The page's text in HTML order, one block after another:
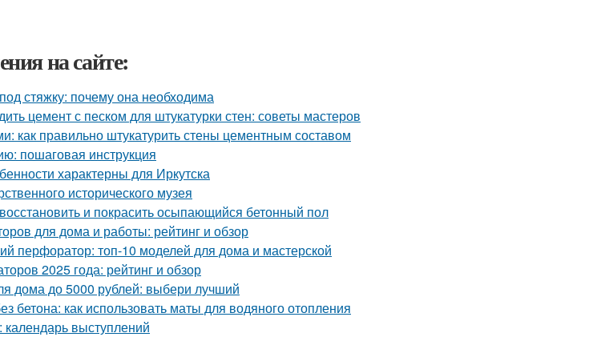
на сайте:
стяжку: почему она необходима
цемент с песком для штукатурки стен: советы мастеров
как правильно штукатурить стены цементным составом
пошаговая инструкция
характерны для Иркутска
исторического музея
и покрасить осыпающийся бетонный пол
для дома и работы: рейтинг и обзор
перфоратор: топ-10 моделей для дома и мастерской
2025 года: рейтинг и обзор
дома до 5000 рублей: выбери лучший
бетона: как использовать маты для водяного отопления
выступлений